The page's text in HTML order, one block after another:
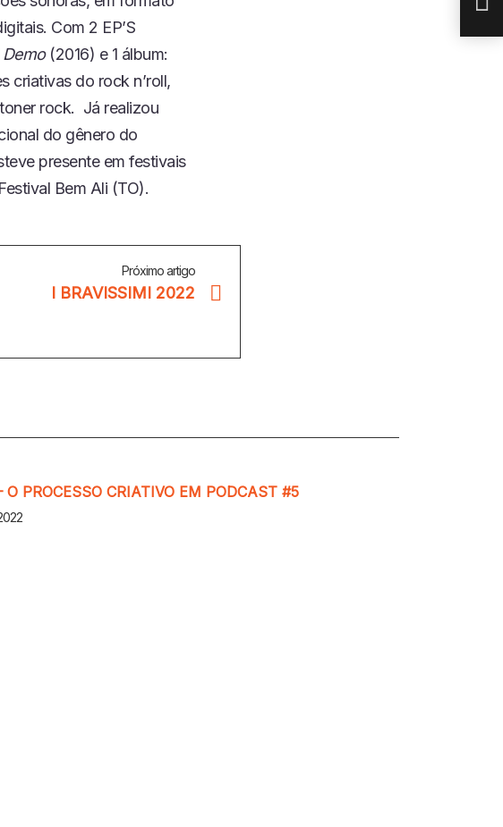
Com 2 EP’S
Demo(2016) e 1 álbum:
criativas do rock n’roll,
rock. Já realizou
do gênero do
presente em festivais
Bem Ali (TO).
Próximo artigo
I BRAVISSIMI 2022
O PROCESSO CRIATIVO EM PODCAST #5